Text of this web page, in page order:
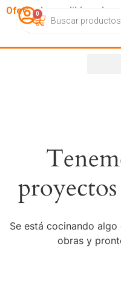
OfertasImperdibles.cl
CatálogoContacto
0
Se está cocinando
obras y